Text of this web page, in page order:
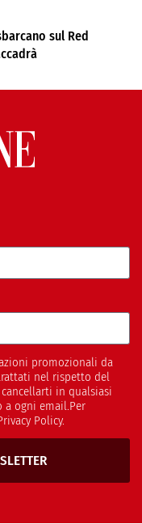
sul Red
promozionali da
nel rispetto del
cancellarti in qualsiasi
ogni email.Per
Policy.